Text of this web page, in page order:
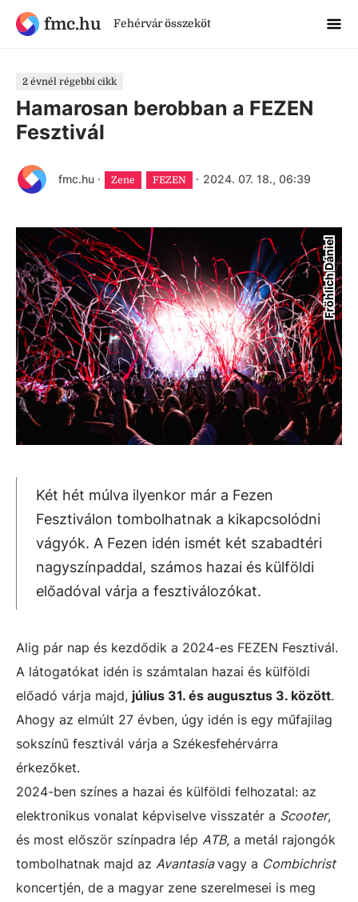
fmc.hu Fehérvár összeköt
2 évnél régebbi cikk
Hamarosan berobban a FEZEN
Fesztivál
fmc.hu · Zene FEZEN · 2024. 07. 18., 06:39
Fröhlich Dániel
Két hét múlva ilyenkor már a Fezen
Fesztiválon tombolhatnak a kikapcsolódni
vágyók. A Fezen idén ismét két szabadtéri
nagyszínpaddal, számos hazai és külföldi
előadóval várja a fesztiválozókat.
Alig pár nap és kezdődik a 2024-es FEZEN Fesztivál.
A látogatókat idén is számtalan hazai és külföldi
előadó várja majd, július 31. és augusztus 3. között.
Ahogy az elmúlt 27 évben, úgy idén is egy műfajilag
sokszínű fesztivál várja a Székesfehérvárra
érkezőket.
2024-ben színes a hazai és külföldi felhozatal: az
elektronikus vonalat képviselve visszatér a Scooter,
és most először színpadra lép ATB, a metál rajongók
tombolhatnak majd az Avantasiavagy a Combichrist
koncertjén, de a magyar zene szerelmesei is meg